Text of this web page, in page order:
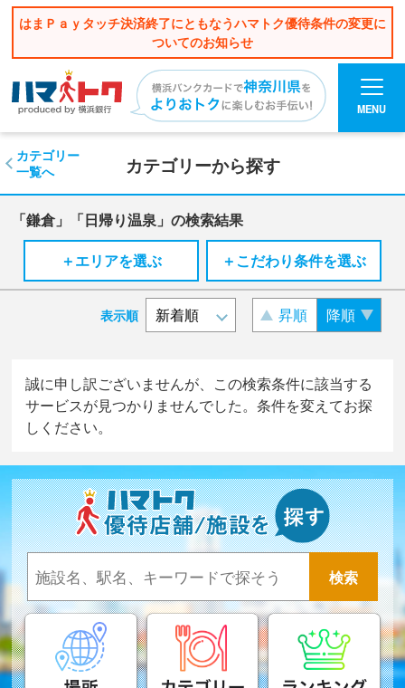
はまＰａｙタッチ決済終了にともなうハマトク優待条件の変更に
ついてのお知らせ
MENU
カテゴリーから探す
カテゴリー
一覧へ
「鎌倉」「日帰り温泉」の検索結果
＋エリアを選ぶ
＋こだわり条件を選ぶ
表示順 昇順 降順
誠に申し訳ございませんが、この検索条件に該当する
サービスが見つかりませんでした。条件を変えてお探
しください。